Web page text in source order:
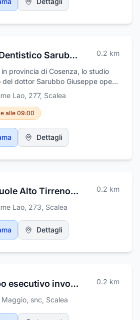
Studio Dentistico Sarubbo Giuseppe 0.2 km
in provincia di Cosenza, lo studio
dottor Sarubbo Giuseppe opera
e professionalità, garantendo
sempre di altissimo livello. Si
particolare di tutto ciò che
orale e la prevenzione di
anomalie della bocca, di
implantologia e protesi. Grazie al
e attrezzature all'avanguardia, lo
Lao, 277, Scalea
alle 09:00
Dettagli
Autoscuole Alto Tirreno S.r.l. 0.2 km
Lao, 273, Scalea
Dettagli
Sviluppo esecutivo involucri 0.2 km
Maggio, snc, Scalea